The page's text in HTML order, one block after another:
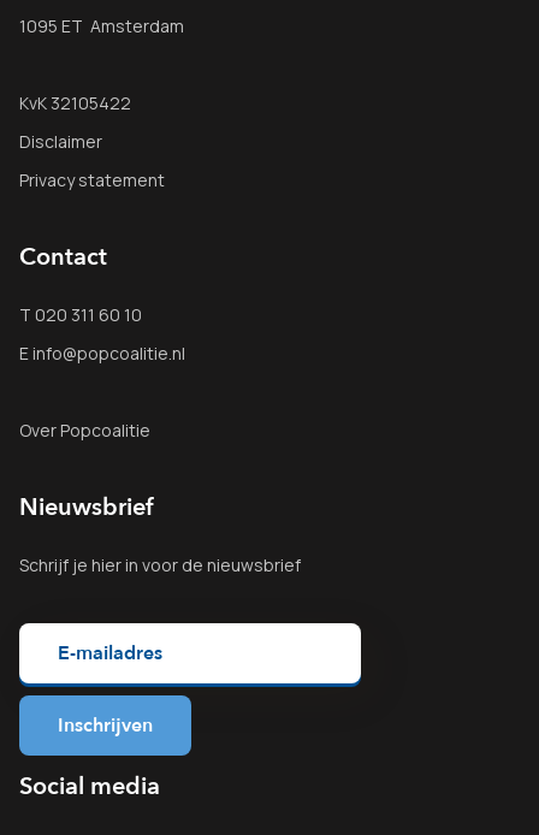
1095 ET Amsterdam
KvK 32105422
Disclaimer
Privacy statement
Contact
T 020 311 60 10
E info@popcoalitie.nl
Over Popcoalitie
Nieuwsbrief
Schrijf je hierin voor de nieuwsbrief
Social media